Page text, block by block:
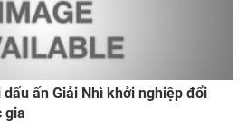
ấn Giải Nhì khởi nghiệp đổi
gia